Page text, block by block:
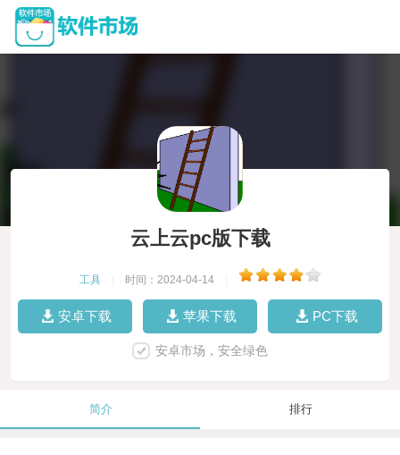
云上云pc版下载
工具 时间：2024-04-14
安卓下载 苹果下载 PC下载
安卓市场，安全绿色
简介 排行